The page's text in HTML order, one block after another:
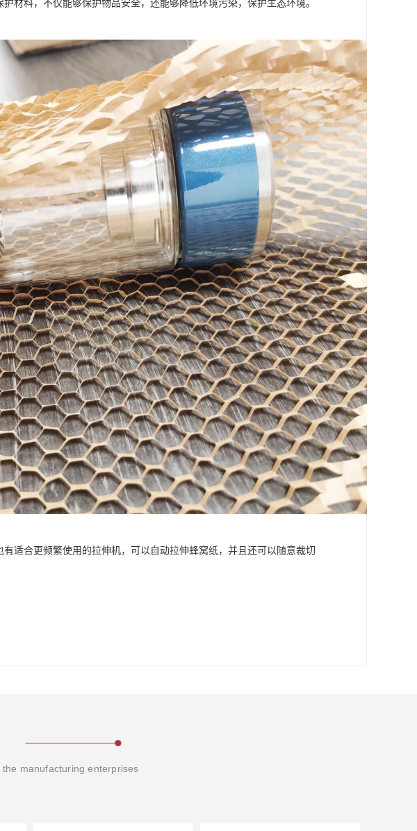
材料，不仅能够保护物品安全，还能够降低环境污染，保护生态环境。
适合更频繁使用的拉伸机，可以自动拉伸蜂窝纸，并且还可以随意裁切
manufacturing enterprises